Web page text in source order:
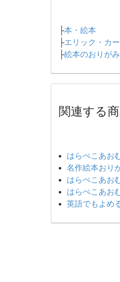
├本・絵本
├エリック・カ
├絵本のおりがみ
関連する
はらぺこあお
名作絵本おり
はらぺこあお
はらぺこあお
英語でもよめ